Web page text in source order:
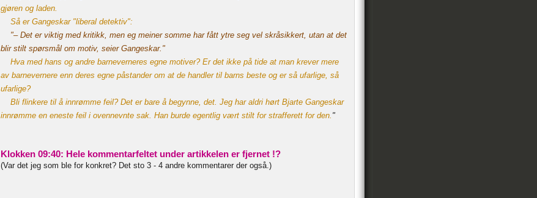
gjøren og laden.
Så er Gangeskar "liberal detektiv":
"– Det er viktig med kritikk, men eg meiner somme har fått ytre seg vel skråsikkert, utan at det
blir stilt spørsmål om motiv, seier Gangeskar."
Hva med hans og andre barneverneres egne motiver? Er det ikke på tide at man krever mere
av barnevernere enn deres egne påstander om at de handler til barns beste og er så ufarlige, så
ufarlige?
Bli flinkere til å innrømme feil? Det er bare å begynne, det. Jeg har aldri hørt Bjarte Gangeskar
innrømme en eneste feil i ovennevnte sak. Han burde egentlig vært stilt for strafferett for den. "
Klokken 09:40: Hele kommentarfeltet under artikkelen er fjernet !?
(Var det jeg som ble for konkret? Det sto 3 - 4 andre kommentarer der også.)